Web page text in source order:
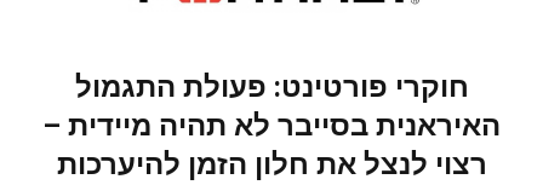
חוקרי פורטינט: פעולת התגמול
האיראנית בסייבר לא תהיה מיידית –
רצוי לנצל את חלון הזמן להיערכות